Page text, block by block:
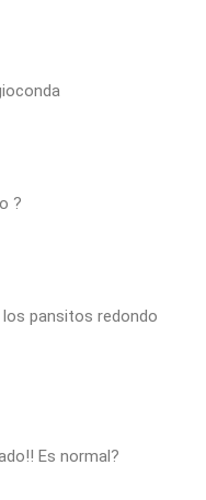
?
pansitos redondo
Es normal?